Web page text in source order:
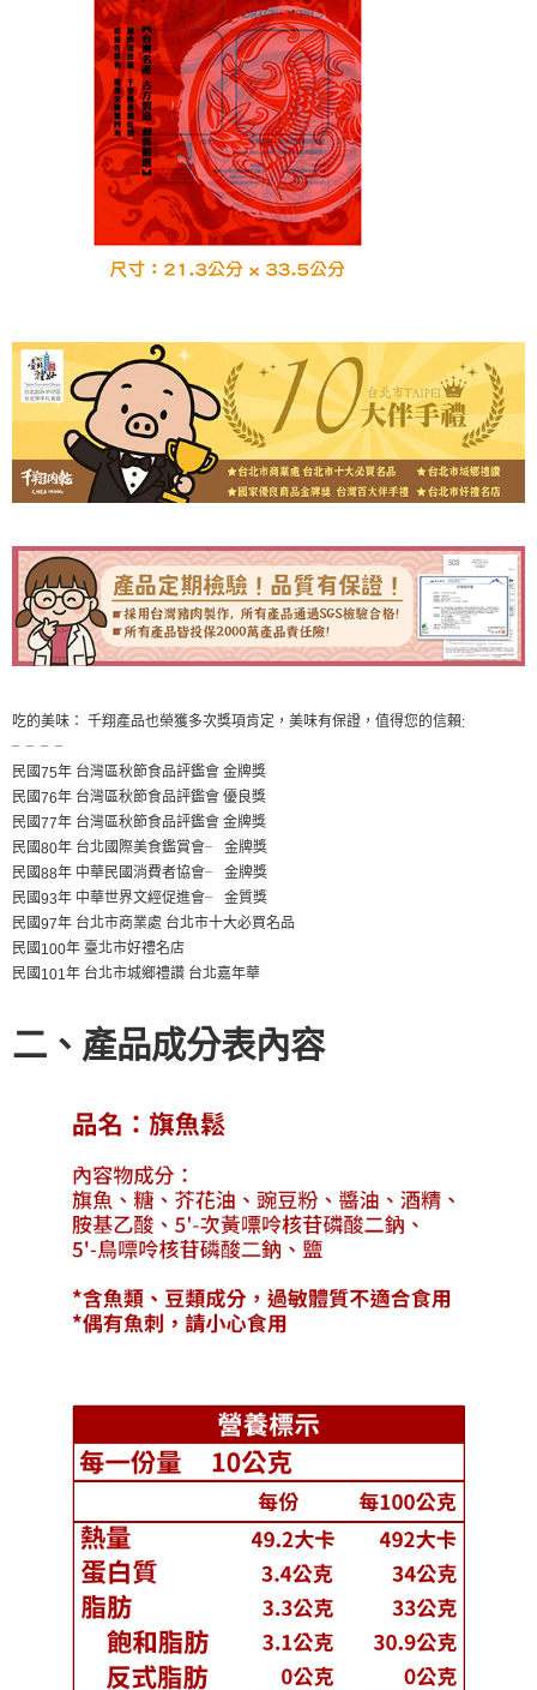
吃的美味： 千翔產品也榮獲多次獎項肯定，美味有保證，值得您的信賴:
╴╴╴╴
民國75年 台灣區秋節食品評鑑會 金牌獎
民國76年 台灣區秋節食品評鑑會 優良獎
民國77年 台灣區秋節食品評鑑會 金牌獎
民國80年 台北國際美食鑑賞會╴
金牌獎
民國88年 中華民國消費者協會╴
金牌獎
民國93年 中華世界文經促進會╴
金質獎
民國97年 台北市商業處 台北市十大必買名品
民國 100年 臺北市好禮名店
民國 101 年 台北市城鄉禮讚 台北嘉年華
二、產品成分表內容